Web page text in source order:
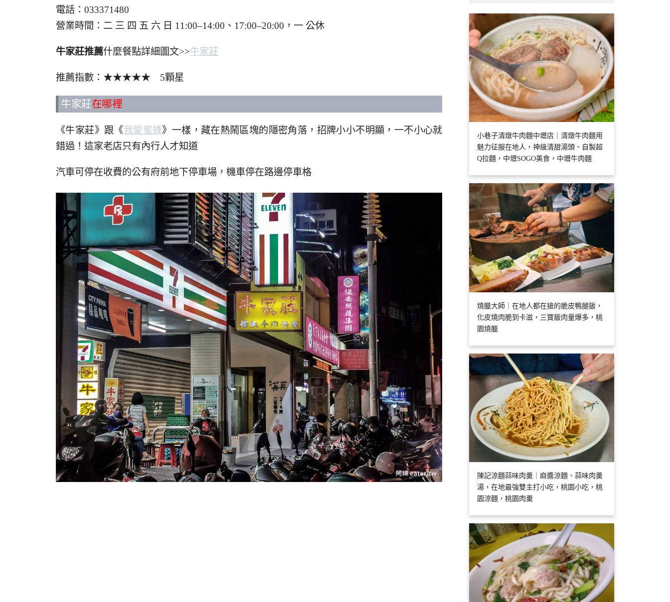
電話：033371480
營業時間：二 三 四 五 六 日 11:00–14:00、17:00–20:00，一 公休
牛家莊推薦什麼餐點詳細圖文>>牛家莊
推薦指數：★★★★★ 5顆星
牛家莊在哪裡
《牛家莊》跟《我愛蜜蜂》一樣，藏在熱鬧區塊的隱密角落，招牌小小不明顯，一不小心就
錯過！這家老店只有內行人才知道
汽車可停在收費的公有府前地下停車場，機車停在路邊停車格
小巷子清燉牛肉麵中壢店｜清燉牛肉麵用
魅力征服在地人，神級清甜湯頭、自製超
Q拉麵，中壢SOGO美食，中壢牛肉麵
燒臘大師｜在地人都在搶的脆皮鴨腿飯，
化皮燒肉脆到卡滋，三寶飯肉量爆多，桃
園燒臘
陳記涼麵蒜味肉羹｜麻醬涼麵、蒜味肉羹
湯，在地最強雙主打小吃，桃園小吃，桃
園涼麵，桃園肉羹